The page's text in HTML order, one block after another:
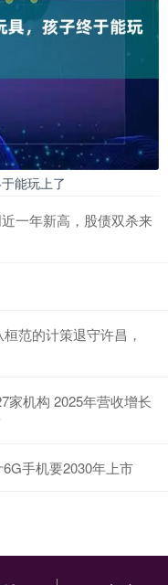
能玩上了
一年新高，股债双杀来
范的计策退守许昌，
家机构 2025年营收增长
手机要2030年上市